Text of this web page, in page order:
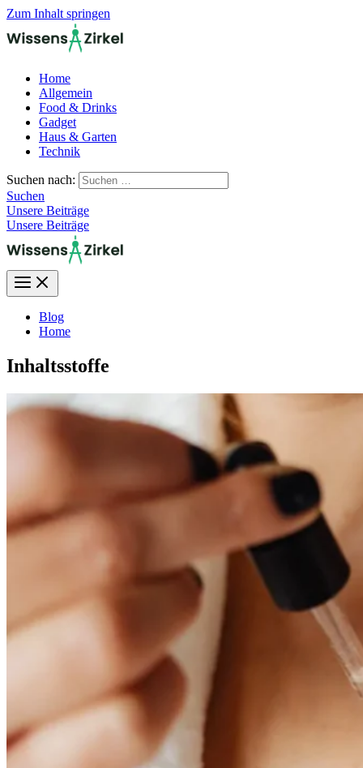
Zum Inhalt springen
Home
Allgemein
Food & Drinks
Gadget
Haus & Garten
Technik
Suchen nach:
Suchen
Unsere Beiträge
Unsere Beiträge
Blog
Home
Inhaltsstoffe